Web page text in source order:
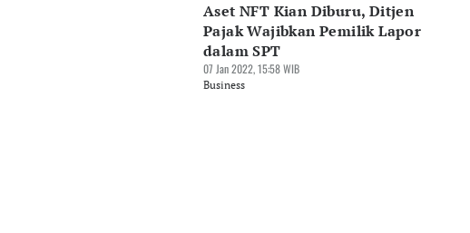
Aset NFT Kian Diburu, Ditjen
Pajak Wajibkan Pemilik Lapor
dalam SPT
07 Jan 2022, 15:58 WIB
Business